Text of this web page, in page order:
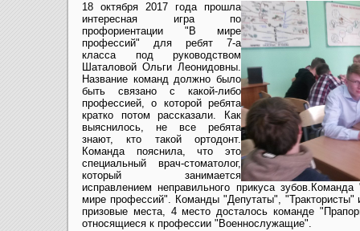
18 октября 2017 года прошла
интересная игра по
профориентации "В мире
профессий" для ребят 7-а
класса под руководством
Шаталовой Ольги Леонидовны.
Название команд должно было
быть связано с какой-либо
профессией, о которой ребята
кратко потом рассказали. Как
выяснилось, не все ребята
знают, кто такой ортодонт.
Команда пояснила, что это
специальный врач-стоматолог,
который занимается
исправлением неправильного прикуса
мире профессий". Команды "Депутаты",
призовые места, 4 место досталось команде
относящиеся к профессии "Военнослужащие".